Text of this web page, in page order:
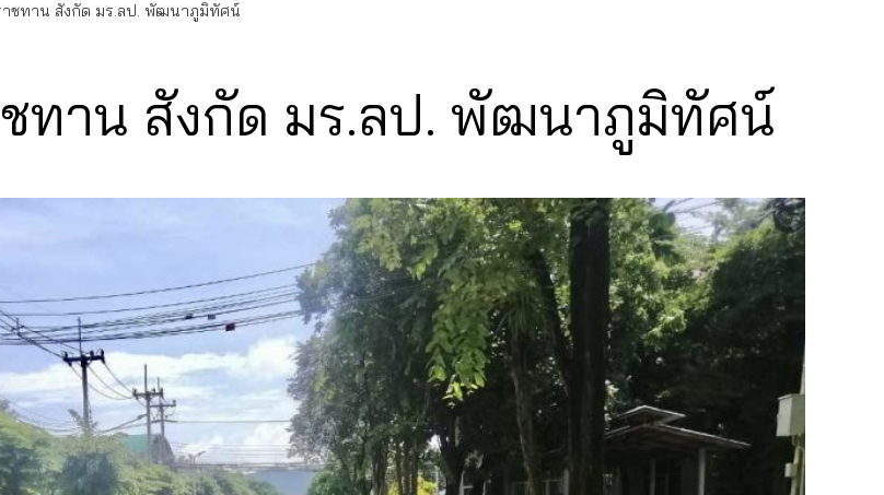
าชทาน สังกัด มร.ลป. พัฒนาภูมิทัศน์
ทาน สังกัด มร.ลป. พัฒนาภูมิทัศน์